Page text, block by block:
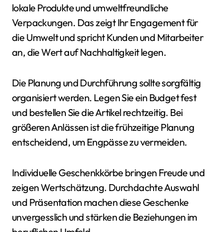
lokale Produkte und umweltfreundliche
Verpackungen. Das zeigt Ihr Engagement für
die Umwelt und spricht Kunden und Mitarbeiter
an, die Wert auf Nachhaltigkeit legen.
Die Planung und Durchführung sollte sorgfältig
organisiert werden. Legen Sie ein Budget fest
und bestellen Sie die Artikel rechtzeitig. Bei
größeren Anlässen ist die frühzeitige Planung
entscheidend, um Engpässe zu vermeiden.
Individuelle Geschenkkörbe bringen Freude und
zeigen Wertschätzung. Durchdachte Auswahl
und Präsentation machen diese Geschenke
unvergesslich und stärken die Beziehungen im